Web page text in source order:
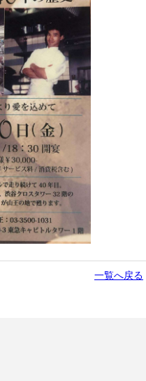
一覧へ戻る